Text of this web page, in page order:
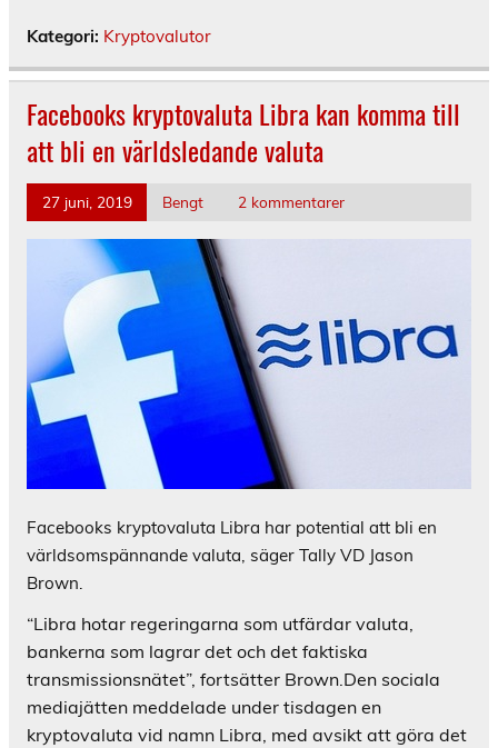
Kategori: Kryptovalutor
Facebooks kryptovaluta Libra kan komma till
att bli en världsledande valuta
27 juni, 2019 Bengt 2 kommentarer
Facebooks kryptovaluta Libra har potential att bli en
världsomspännande valuta, säger Tally VD Jason
Brown.
“Libra hotar regeringarna som utfärdar valuta,
bankerna som lagrar det och det faktiska
transmissionsnätet”, fortsätter Brown.Den sociala
mediajätten meddelade under tisdagen en
kryptovaluta vid namn Libra, med avsikt att göra det